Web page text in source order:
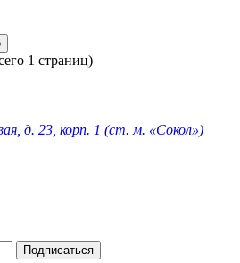
1 страниц)
д. 23, корп. 1 (ст. м. «Сокол»)
Подписаться